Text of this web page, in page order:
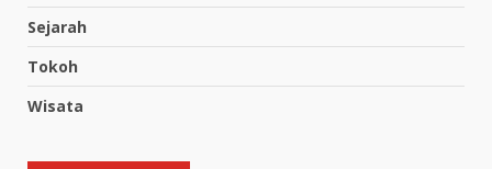
Sejarah
Tokoh
Wisata